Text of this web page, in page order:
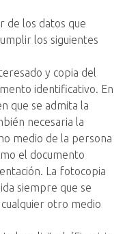
de los datos que
los siguientes
y copia del
identificativo. En
que se admita la
necesaria la
medio de la persona
el documento
La fotocopia
siempre que se
otro medio